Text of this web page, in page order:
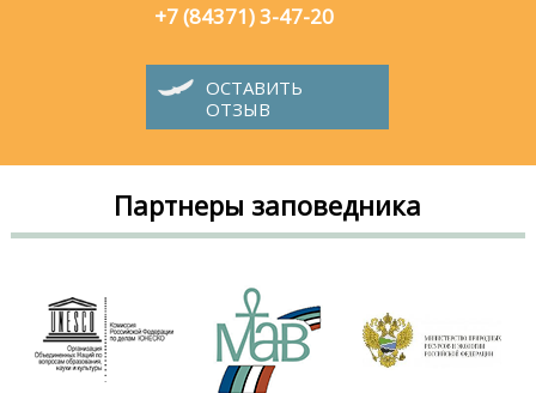
+7 (84371) 3-47-20
ОСТАВИТЬ
ОТЗЫВ
Партнеры заповедника